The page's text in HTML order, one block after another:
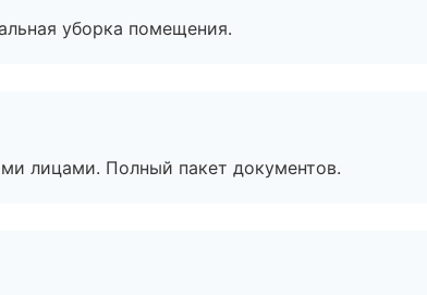
уборка помещения.
лицами. Полный пакет документов.